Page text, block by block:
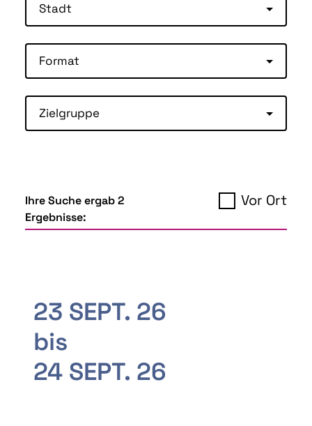
Stadt
Format
Zielgruppe
Ihre Suche ergab 2
Ergebnisse:
Vor Ort
23 SEPT. 26
bis
24 SEPT. 26